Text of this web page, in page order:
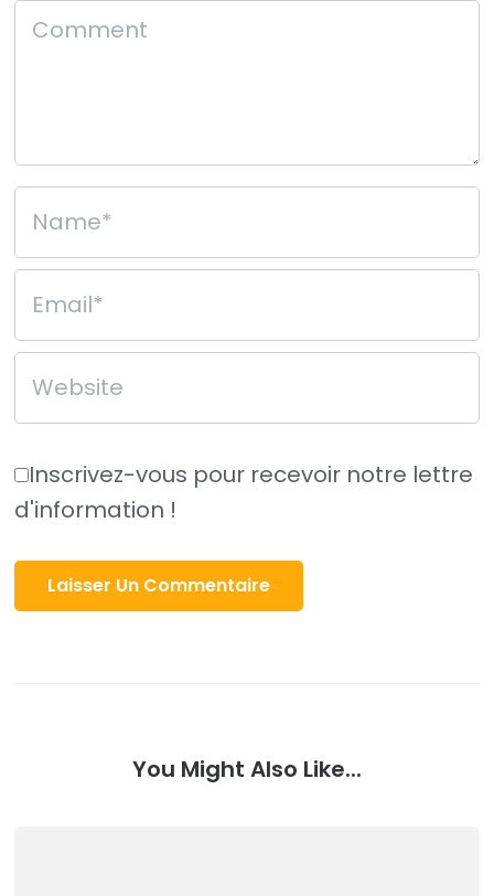
Inscrivez-vous pour recevoir notre lettre
d'information !
You Might Also Like...